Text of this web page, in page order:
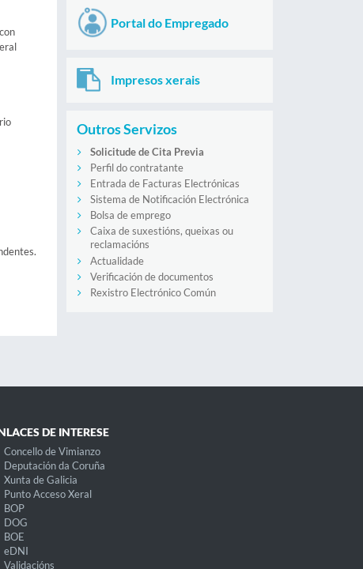
Portal do Empregado
Impresos xerais
Outros Servizos
Solicitude de Cita Previa
Perfil do contratante
Entrada de Facturas Electrónicas
Sistema de Notificación Electrónica
Bolsa de emprego
Caixa de suxestións, queixas ou
reclamacións
Actualidade
Verificación de documentos
Rexistro Electrónico Común
DE INTERESE
Concello de Vimianzo
Deputación da Coruña
Xunta de Galicia
Punto Acceso Xeral
BOP
DOG
BOE
eDNI
Validacións